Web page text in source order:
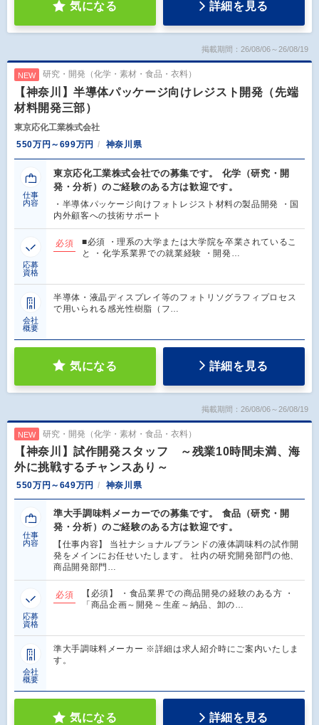
気になる 詳細を見る
掲載期間：26/08/06～26/08/19
NEW 研究・開発（化学・素材・食品・衣料）
【神奈川】半導体パッケージ向けレジスト開発（先端
材料開発三部）
東京応化工業株式会社
550万円～699万円
神奈川県
仕事
内容
東京応化工業株式会社での募集です。 化学（研究・開
発・分析）のご経験のある方は歓迎です。
・半導体パッケージ向けフォトレジスト材料の製品開発 ・国
内外顧客への技術サポート
応募
資格
必須
■必須 ・理系の大学または大学院を卒業されているこ
と ・化学系業界での就業経験 ・開発…
会社
概要
半導体・液晶ディスプレイ等のフォトリソグラフィプロセス
で用いられる感光性樹脂（フ…
気になる 詳細を見る
掲載期間：26/08/06～26/08/19
NEW 研究・開発（化学・素材・食品・衣料）
【神奈川】試作開発スタッフ ～残業10時間未満、海
外に挑戦するチャンスあり～
550万円～649万円 神奈川県
仕事
内容
準大手調味料メーカーでの募集です。 食品（研究・開
発・分析）のご経験のある方は歓迎です。
【仕事内容】 当社ナショナルブランドの液体調味料の試作開
発をメインにお任せいたします。 社内の研究開発部門の他、
商品開発部門…
応募
資格
必須
【必須】 ・食品業界での商品開発の経験のある方 ・
「商品企画～開発～生産～納品、卸の…
会社
概要
準大手調味料メーカー ※詳細は求人紹介時にご案内いたしま
す。
気になる 詳細を見る